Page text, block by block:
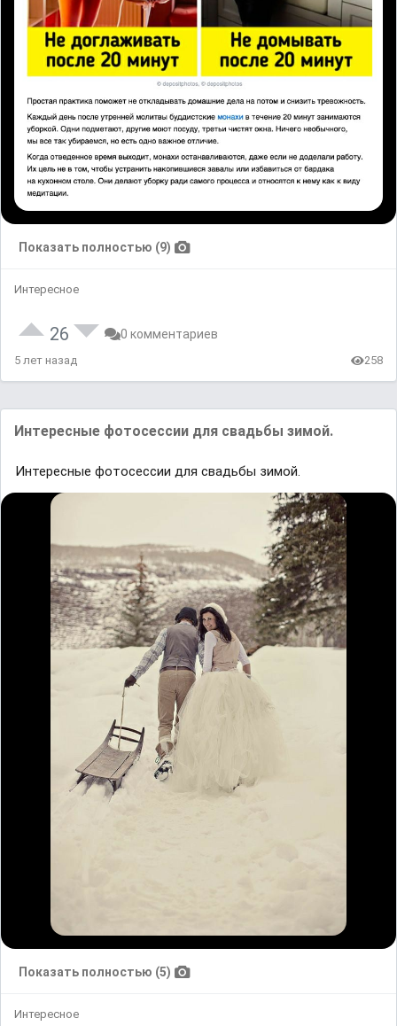
Показать полностью (9)
Интересное
26 0 комментариев
5 лет назад 258
Интересные фотосессии для свадьбы зимой.
Интересные фотосессии для свадьбы зимой.
Показать полностью (5)
Интересное